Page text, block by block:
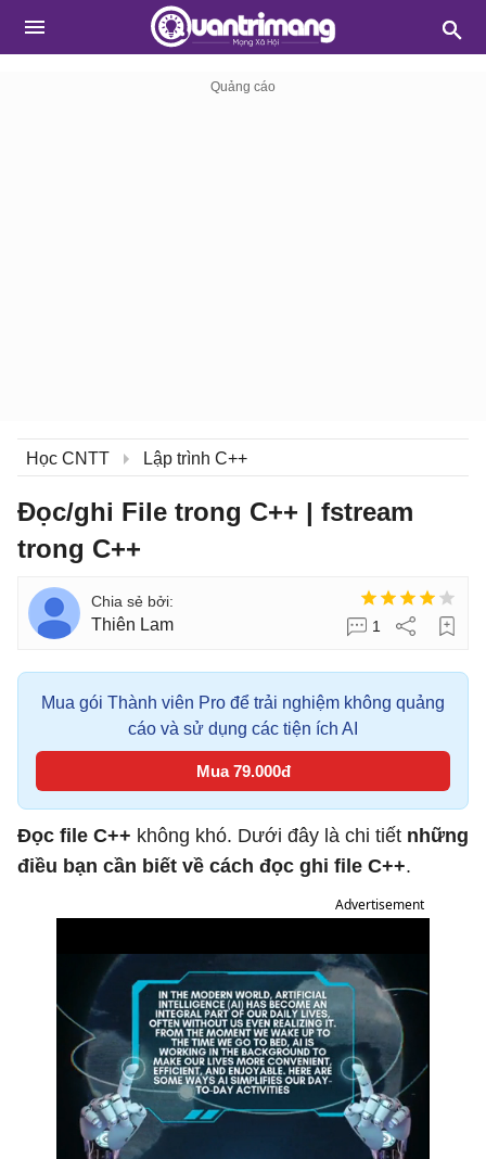
Học CNTT Lập trình C++
Đọc/ghi File trong C++ | fstream
trong C++
1
Thiên Lam
Mua gói Thành viên Pro để trải nghiệm không quảng
cáo và sử dụng các tiện ích AI
Mua 79.000đ
Đọc file C++ không khó. Dưới đây là chi tiết những
điều bạn cần biết về cách đọc ghi file C++.
Advertisement